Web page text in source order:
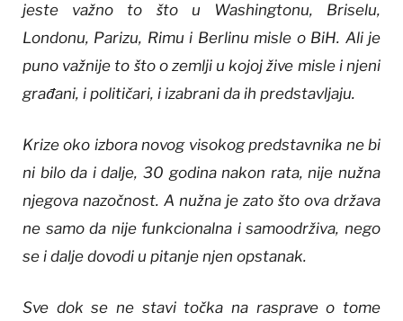
jeste važno to što u Washingtonu, Briselu,
Londonu, Parizu, Rimu i Berlinu misle o BiH. Ali je
puno važnije to što o zemlji u kojoj žive misle i njeni
građani, i političari, i izabrani da ih predstavljaju.
Krize oko izbora novog visokog predstavnika ne bi
ni bilo da i dalje, 30 godina nakon rata, nije nužna
njegova nazočnost. A nužna je zato što ova država
ne samo da nije funkcionalna i samoodrživa, nego
se i dalje dovodi u pitanje njen opstanak.
Sve dok se ne stavi točka na rasprave o tome